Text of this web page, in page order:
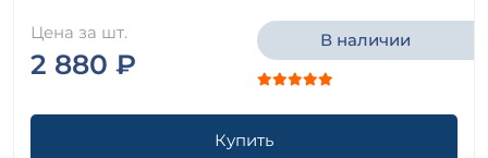
Цена за шт.
2 880 ₽
В наличии
Купить